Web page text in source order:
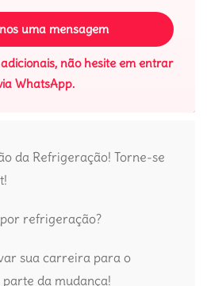
uma mensagem
não hesite em entrar
WhatsApp.
da Refrigeração! Torne-se
refrigeração?
sua carreira para o
da mudança!